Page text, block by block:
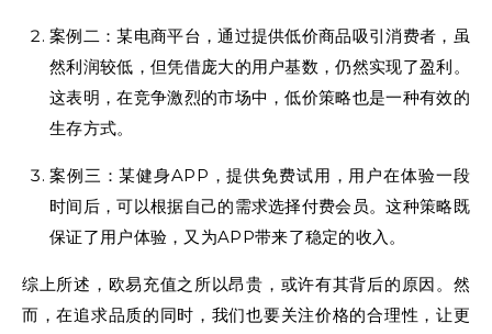
案例二：某电商平台，通过提供低价商品吸引消费者，虽
然利润较低，但凭借庞大的用户基数，仍然实现了盈利。
这表明，在竞争激烈的市场中，低价策略也是一种有效的
生存方式。
案例三：某健身APP，提供免费试用，用户在体验一段
时间后，可以根据自己的需求选择付费会员。这种策略既
保证了用户体验，又为APP带来了稳定的收入。
综上所述，欧易充值之所以昂贵，或许有其背后的原因。然
而，在追求品质的同时，我们也要关注价格的合理性，让更